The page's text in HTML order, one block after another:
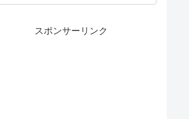
スポンサーリンク